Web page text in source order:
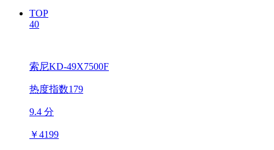
TOP
40
索尼KD-49X7500F
热度指数179
9.4 分
￥4199